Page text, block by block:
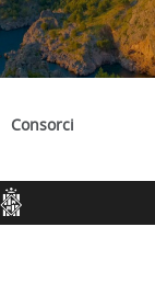
Consorci
Consell